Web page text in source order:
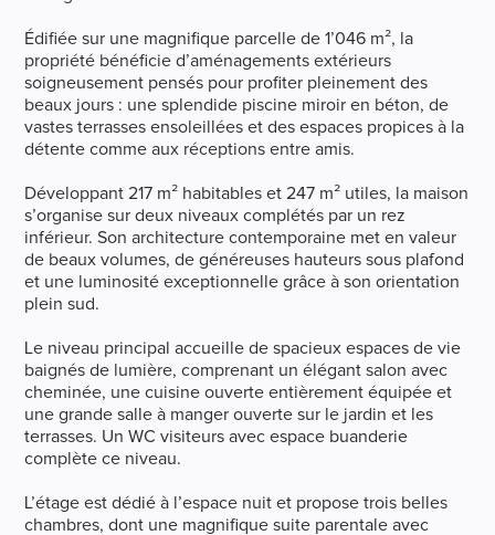
Édifiée sur une magnifique parcelle de 1’046 m², la
propriété bénéficie d’aménagements extérieurs
soigneusement pensés pour profiter pleinement des
beaux jours : une splendide piscine miroir en béton, de
vastes terrasses ensoleillées et des espaces propices à la
détente comme aux réceptions entre amis.
Développant 217 m² habitables et 247 m² utiles, la maison
s’organise sur deux niveaux complétés par un rez
inférieur. Son architecture contemporaine met en valeur
de beaux volumes, de généreuses hauteurs sous plafond
et une luminosité exceptionnelle grâce à son orientation
plein sud.
Le niveau principal accueille de spacieux espaces de vie
baignés de lumière, comprenant un élégant salon avec
cheminée, une cuisine ouverte entièrement équipée et
une grande salle à manger ouverte sur le jardin et les
terrasses. Un WC visiteurs avec espace buanderie
complète ce niveau.
L’étage est dédié à l’espace nuit et propose trois belles
chambres, dont une magnifique suite parentale avec